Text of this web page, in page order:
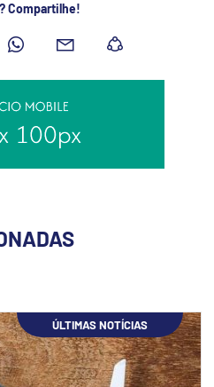
Compartilhe!
ÚLTIMAS NOTÍCIAS